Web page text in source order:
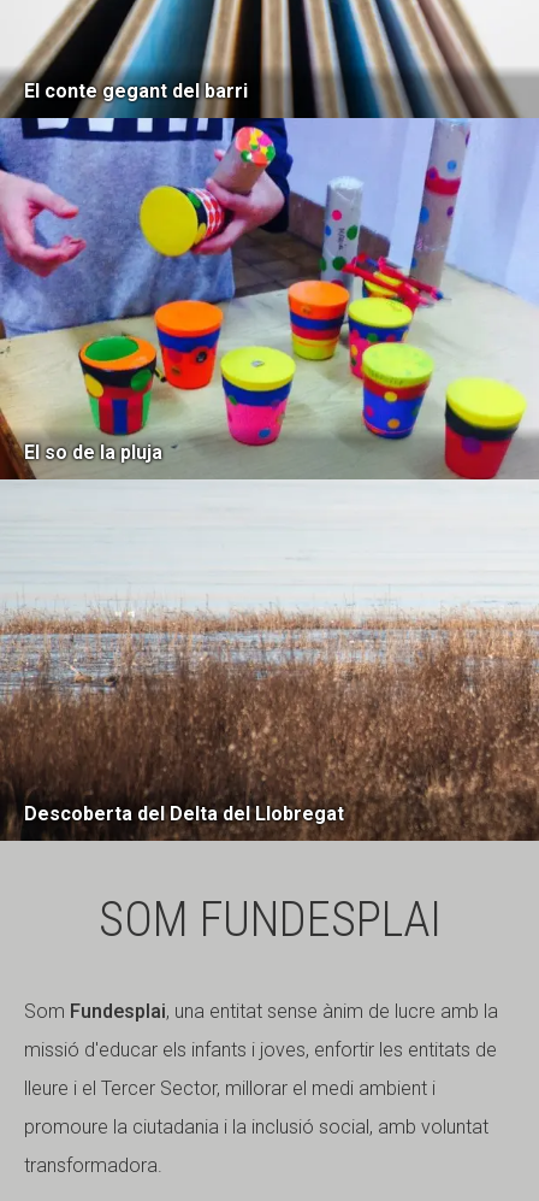
El conte gegant del barri
El so de la pluja
Descoberta del Delta del Llobregat
SOM FUNDESPLAI
Som Fundesplai, una entitat sense ànim de lucre amb la
missió d'educar els infants i joves, enfortir les entitats de
lleure i el Tercer Sector, millorar el medi ambient i
promoure la ciutadania i la inclusió social, amb voluntat
transformadora.